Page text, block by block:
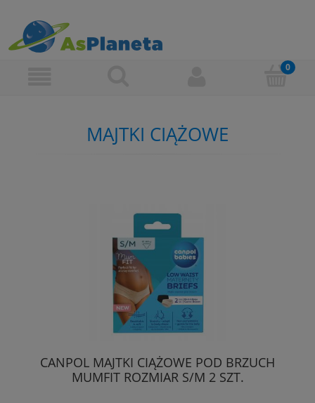
MAJTKI CIĄŻOWE
CANPOL MAJTKI CIĄŻOWE POD BRZUCH
MUMFIT ROZMIAR S/M 2 SZT.